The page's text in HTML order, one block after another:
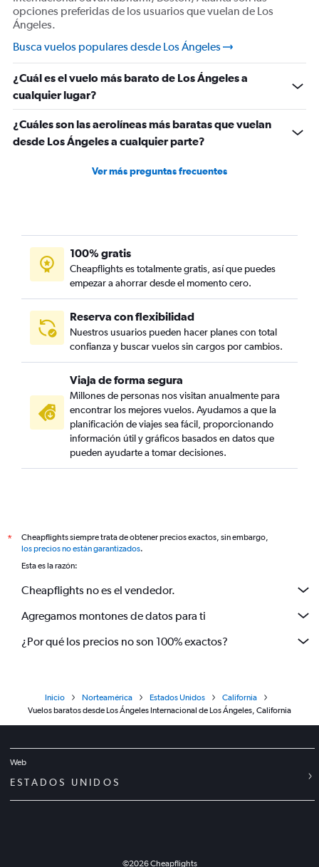
Vuelos desde Long Beach
Vuelos desde Monterrey
Vuelos desde Oakland
Vuelos desde Ontario
Vuelos desde Klamath Falls
Vuelos desde Tijuana
opciones preferidas de los usuarios que vuelan de Los
Ángeles.
Busca vuelos populares desde Los Ángeles
¿Cuál es el vuelo más barato de Los Ángeles a
cualquier lugar?
¿Cuáles son las aerolíneas más baratas que vuelan
desde Los Ángeles a cualquier parte?
Ver más preguntas frecuentes
100% gratis
Cheapflights es totalmente gratis, así que puedes
empezar a ahorrar desde el momento cero.
Reserva con flexibilidad
Nuestros usuarios pueden hacer planes con total
confianza y buscar vuelos sin cargos por cambios.
Viaja de forma segura
Millones de personas nos visitan anualmente para
encontrar los mejores vuelos. Ayudamos a que la
planificación de viajes sea fácil, proporcionando
información útil y gráficos basados en datos que
pueden ayudarte a tomar decisiones.
*
Cheapflights siempre trata de obtener precios exactos, sin embargo,
los precios no están garantizados.
Esta es la razón:
Cheapflights no es el vendedor.
Agregamos montones de datos para ti
¿Por qué los precios no son 100% exactos?
Inicio Norteamérica Estados Unidos
California
Vuelos baratos desde Los Ángeles Internacional de Los Ángeles, California
Web
ESTADOS UNIDOS
©2026Cheapflights